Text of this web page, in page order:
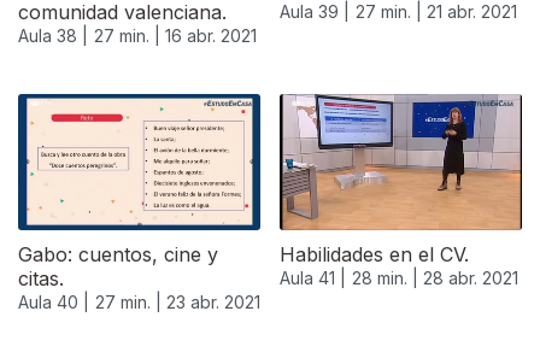
comunidad valenciana.
Aula 38 | 27 min. | 16 abr. 2021
Aula 39 | 27 min. | 21 abr. 2021
Gabo: cuentos, cine y
citas.
Aula 40 | 27 min. | 23 abr. 2021
Habilidades en el CV.
Aula 41 | 28 min. | 28 abr. 2021